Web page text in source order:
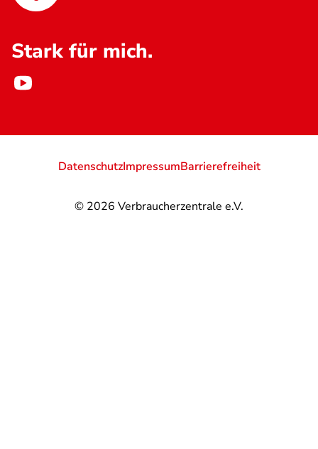
Stark für mich.
© 2026 Verbraucherzentrale e.V.
DatenschutzImpressumBarrierefreiheit